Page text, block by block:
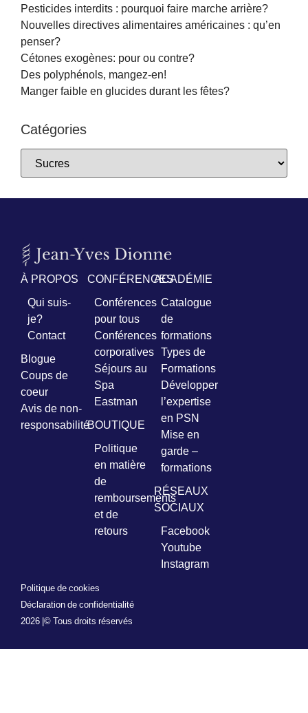
Pesticides interdits : pourquoi faire marche arrière?
Nouvelles directives alimentaires américaines : qu’en
penser?
Cétones exogènes: pour ou contre?
Des polyphénols, mangez-en!
Manger faible en glucides durant les fêtes?
Catégories
À PROPOS
Qui suis-
je?
Contact
Blogue
Coups de
coeur
Avis de non-
responsabilité
CONFÉRENCES
Conférences
pour tous
Conférences
corporatives
Séjours au
Spa
Eastman
BOUTIQUE
Politique
en matière
de
remboursements
et de
retours
ACADÉMIE
Catalogue
de
formations
Types de
Formations
Développer
l’expertise
en PSN
Mise en
garde –
formations
RÉSEAUX
SOCIAUX
Facebook
Youtube
Instagram
2026 |© Tous droits réservés
Politique de cookies
Déclaration de confidentialité